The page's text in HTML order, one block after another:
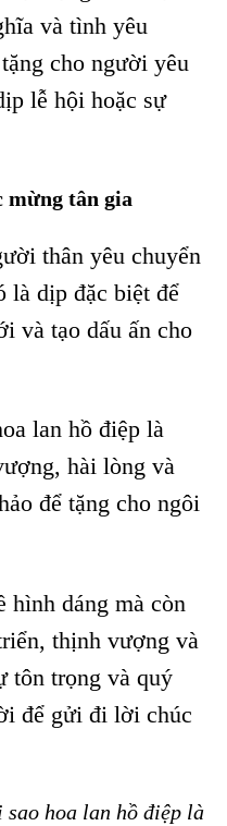
và tình yêu
cho người yêu
lễ hội hoặc sự
mừng tân gia
thân yêu chuyển
là dịp đặc biệt để
và tạo dấu ấn cho
lan hồ điệp là
hài lòng và
để tặng cho ngôi
hình dáng mà còn
thịnh vượng và
tôn trọng và quý
để gửi đi lời chúc
hoa lan hồ điệp là